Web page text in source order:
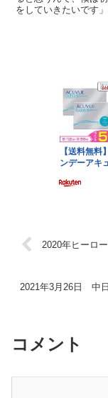
をしていきたいです
2020年ヒーロ
2021年3月26日 中
コメント